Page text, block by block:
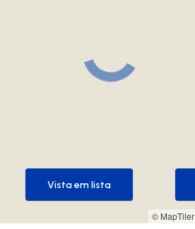
© MapTiler
Vista em lista
Vista em lista